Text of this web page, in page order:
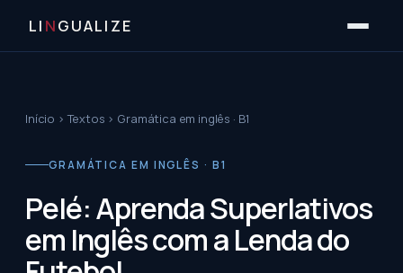
LI NGUALIZE
Início ›Textos › Gramática em inglês · B1
GRAMÁTICA EM INGLÊS · B1
Pelé: Aprenda Superlativos
em Inglês com a Lenda do